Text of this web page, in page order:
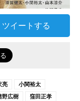
ツイートする
亮
小関裕太
野広樹
窪田正孝